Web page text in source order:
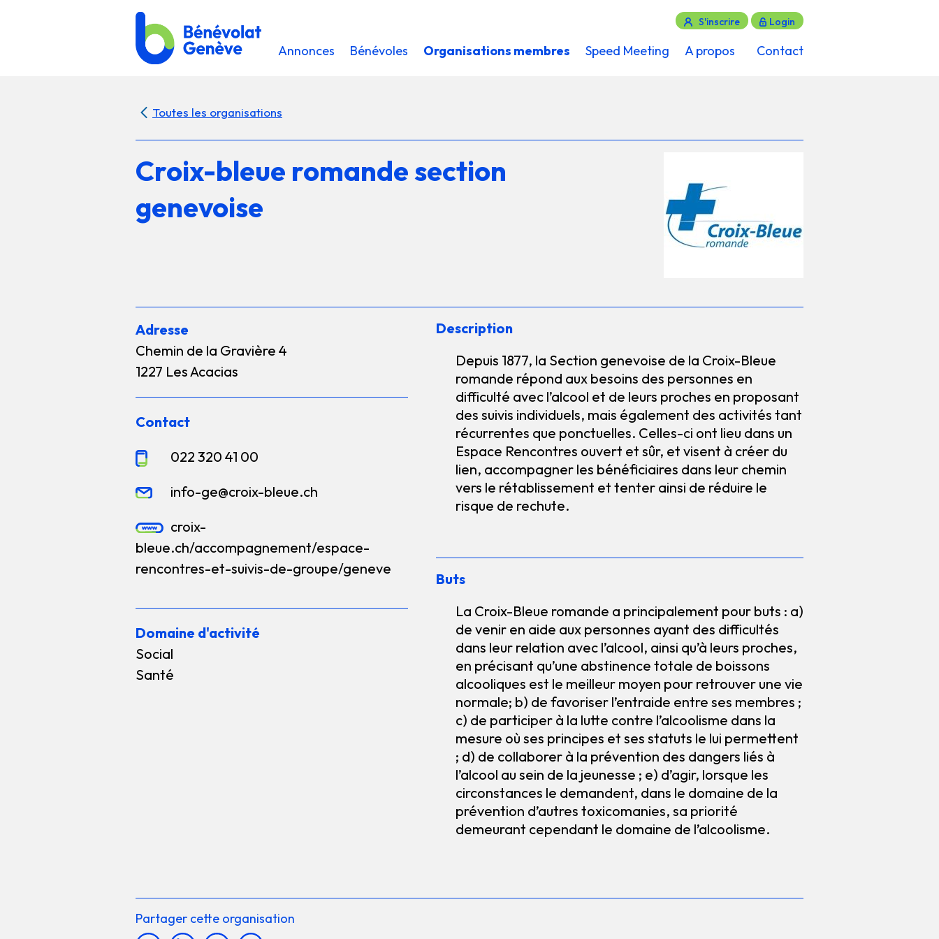
S'inscrire Login
Annonces Bénévoles Organisations membres Speed Meeting A propos Contact
Toutes les organisations
Croix-bleue romande section
genevoise
Adresse
Chemin de la Gravière 4
1227 Les Acacias
Contact
022 320 41 00
info-ge@croix-bleue.ch
croix-
bleue.ch/accompagnement/espace-
rencontres-et-suivis-de-groupe/geneve
Domaine d'activité
Social
Santé
Description
Depuis 1877, la Section genevoise de la Croix-Bleue
romande répond aux besoins des personnes en
difficulté avec l’alcool et de leurs proches en proposant
des suivis individuels, mais également des activités tant
récurrentes que ponctuelles. Celles-ci ont lieu dans un
Espace Rencontres ouvert et sûr, et visent à créer du
lien, accompagner les bénéficiaires dans leur chemin
vers le rétablissement et tenter ainsi de réduire le
risque de rechute.
Buts
La Croix-Bleue romande a principalement pour buts : a)
de venir en aide aux personnes ayant des difficultés
dans leur relation avec l’alcool, ainsi qu’à leurs proches,
en précisant qu’une abstinence totale de boissons
alcooliques est le meilleur moyen pour retrouver une vie
normale; b) de favoriser l’entraide entre ses membres ;
c) de participer à la lutte contre l’alcoolisme dans la
mesure où ses principes et ses statuts le lui permettent
; d) de collaborer à la prévention des dangers liés à
l’alcool au sein de la jeunesse ; e) d’agir, lorsque les
circonstances le demandent, dans le domaine de la
prévention d’autres toxicomanies, sa priorité
demeurant cependant le domaine de l’alcoolisme.
Partager cette organisation